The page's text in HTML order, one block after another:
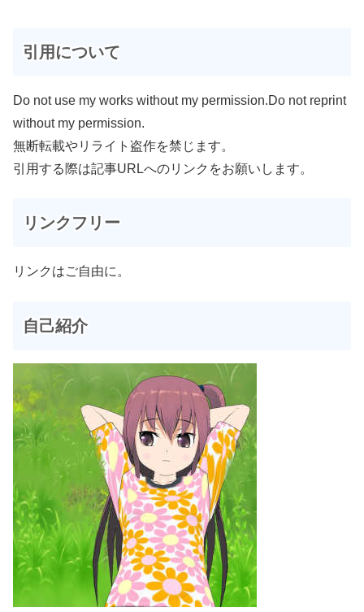
引用について
Do not use my works without my permission.Do not reprint
without my permission.
無断転載やリライト盗作を禁じます。
引用する際は記事URLへのリンクをお願いします。
リンクフリー
リンクはご自由に。
自己紹介